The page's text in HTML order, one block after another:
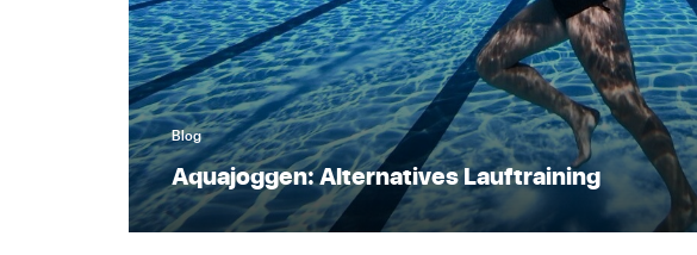
Blog
Aquajoggen: Alternatives Lauftraining